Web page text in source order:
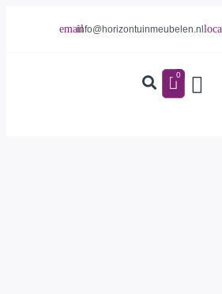
info@horizontuinmeubelen.nl
0